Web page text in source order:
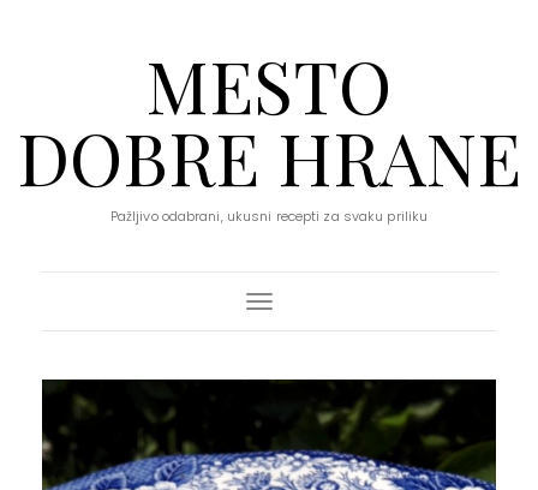
MESTO
DOBRE HRANE
Pažljivo odabrani, ukusni recepti za svaku priliku
Toggle Navigation